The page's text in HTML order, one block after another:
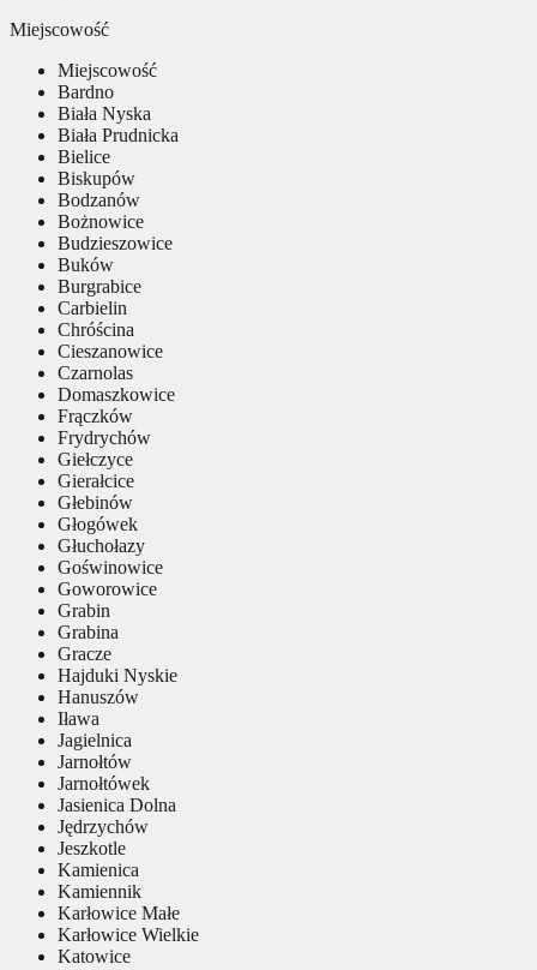
Miejscowość
Miejscowość
Bardno
Biała Nyska
Biała Prudnicka
Bielice
Biskupów
Bodzanów
Bożnowice
Budzieszowice
Buków
Burgrabice
Carbielin
Chróścina
Cieszanowice
Czarnolas
Domaszkowice
Frączków
Frydrychów
Giełczyce
Gierałcice
Głebinów
Głogówek
Głuchołazy
Goświnowice
Goworowice
Grabin
Grabina
Gracze
Hajduki Nyskie
Hanuszów
Iława
Jagielnica
Jarnołtów
Jarnołtówek
Jasienica Dolna
Jędrzychów
Jeszkotle
Kamienica
Kamiennik
Karłowice Małe
Karłowice Wielkie
Katowice